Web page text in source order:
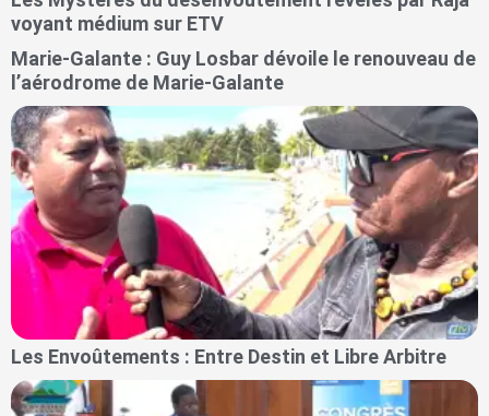
voyant médium sur ETV
Marie-Galante : Guy Losbar dévoile le renouveau de
l’aérodrome de Marie-Galante
Les Envoûtements : Entre Destin et Libre Arbitre